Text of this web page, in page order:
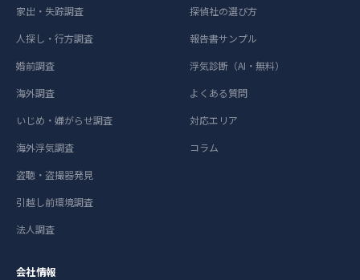
家出・失踪調査
人探し・行方調査
婚前調査
海外調査
いじめ・嫌がらせ調査
海外浮気調査
盗聴・盗撮器発見
引越し前環境調査
法人調査
探偵社の選び方
報告書サンプル
浮気診断（AI・無料）
よくある質問
対応エリア
コラム
会社情報